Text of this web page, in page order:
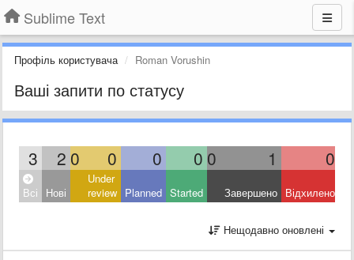
Sublime Text
Профіль користувача Roman Vorushin
Ваші запити по статусу
3 2 0 0 0 0 0 1 0
Всі Нові
Under
review Planned Started Завершено Відхилено
Нещодавно оновлені